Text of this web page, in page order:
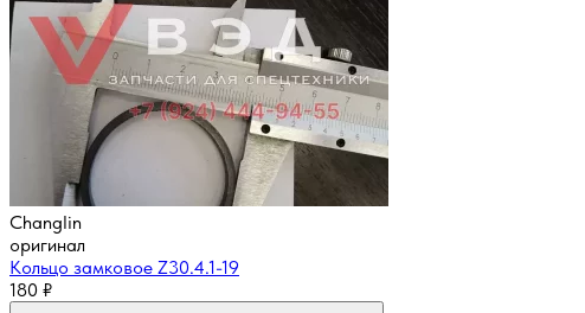
Changlin
оригинал
Кольцо замковое Z30.4.1-19
180 ₽